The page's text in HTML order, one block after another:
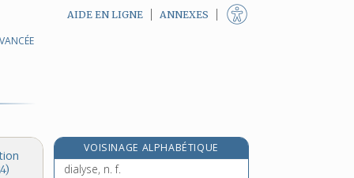
AIDE EN LIGNE ANNEXES
VOISINAGE ALPHABÉTIQUE
dialypétale, adj. et n. f.
dialyse, n. f.